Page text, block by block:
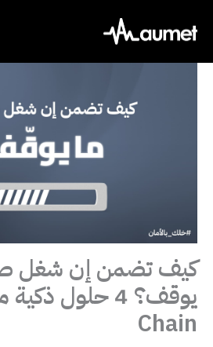
content
كيف تضمن إن شغل
يوقف؟ 4 حلول
Chain